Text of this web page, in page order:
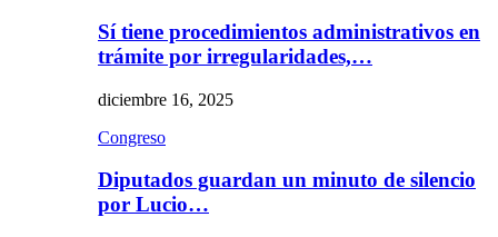
Sí tiene procedimientos administrativos en
trámite por irregularidades,…
diciembre 16, 2025
Congreso
Diputados guardan un minuto de silencio
por Lucio…